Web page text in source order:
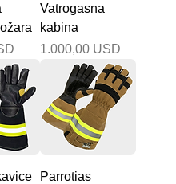
Vatrogasna
kabina
Cijena
1.000,00 USD
Parrotias